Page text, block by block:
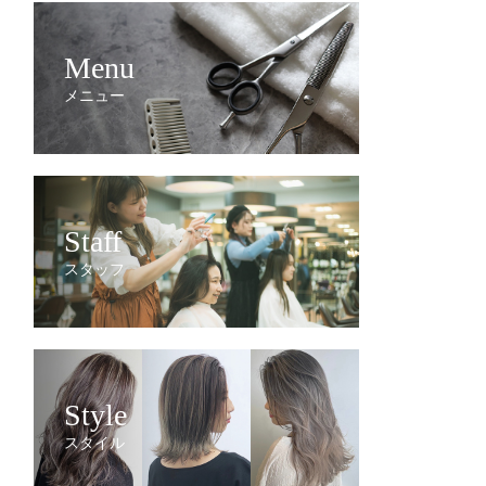
Menu
メニュー
Staff
スタッフ
Style
スタイル